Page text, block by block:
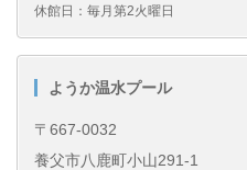
休館日：毎月第2火曜日
ようか温水プール
〒667-0032
養父市八鹿町小山291-1